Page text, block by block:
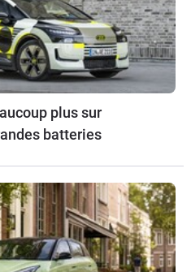
plus sur
batteries